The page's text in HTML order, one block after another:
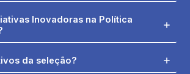
Inovadoras na Política
da seleção?